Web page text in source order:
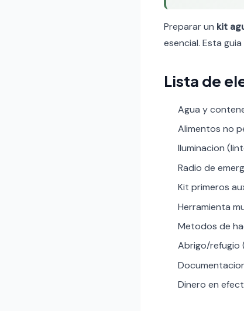
Preparar un kit
esencial. Esta guia
Lista de
Agua y
Alimentos no
Iluminacion
Radio de
Kit primeros
Herramienta
Metodos de
Abrigo/refugio
Dinero en